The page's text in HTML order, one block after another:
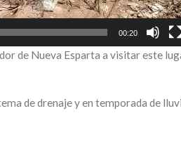
00:20
de Nueva Esparta a visitar este
de drenaje y en temporada de